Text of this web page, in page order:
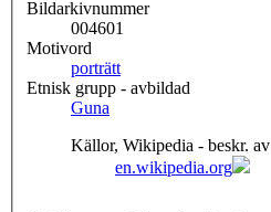
Bildarkivnummer
004601
Motivord
porträtt
Etnisk grupp - avbildad
Guna
Källor, Wikipedia - beskr. av
en.wikipedia.org